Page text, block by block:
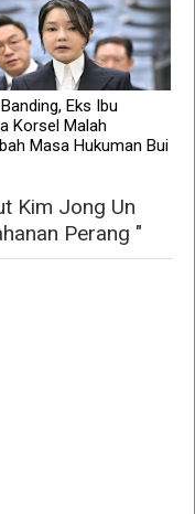
Eks Ibu
Korsel Malah
Masa Hukuman Bui
Kim Jong Un
Perang "